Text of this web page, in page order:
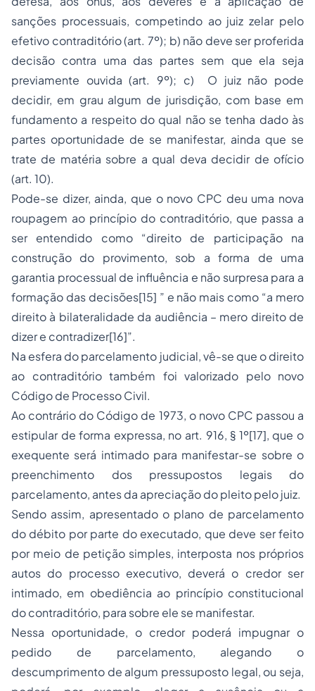
sanções processuais, competindo ao juiz zelar pelo
efetivo contraditório (art. 7º); b) não deve ser proferida
decisão contra uma das partes sem que ela seja
previamente ouvida (art. 9º); c) O juiz não pode
decidir, em grau algum de jurisdição, com base em
fundamento a respeito do qual não se tenha dado às
partes oportunidade de se manifestar, ainda que se
trate de matéria sobre a qual deva decidir de ofício
(art. 10).
Pode-se dizer, ainda, que o novo CPC deu uma nova
roupagem ao princípio do contraditório, que passa a
ser entendido como “direito de participação na
construção do provimento, sob a forma de uma
garantia processual de influência e não surpresa para a
formação das decisões[15] ” e não mais como “a mero
direito à bilateralidade da audiência – mero direito de
dizer e contradizer[16]”.
Na esfera do parcelamento judicial, vê-se que o direito
ao contraditório também foi valorizado pelo novo
Código de Processo Civil.
Ao contrário do Código de 1973, o novo CPC passou a
estipular de forma expressa, no art. 916, § 1º[17], que o
exequente será intimado para manifestar-se sobre o
preenchimento dos pressupostos legais do
parcelamento, antes da apreciação do pleito pelo juiz.
Sendo assim, apresentado o plano de parcelamento
do débito por parte do executado, que deve ser feito
por meio de petição simples, interposta nos próprios
autos do processo executivo, deverá o credor ser
intimado, em obediência ao princípio constitucional
do contraditório, para sobre ele se manifestar.
Nessa oportunidade, o credor poderá impugnar o
pedido de parcelamento, alegando o
descumprimento de algum pressuposto legal, ou seja,